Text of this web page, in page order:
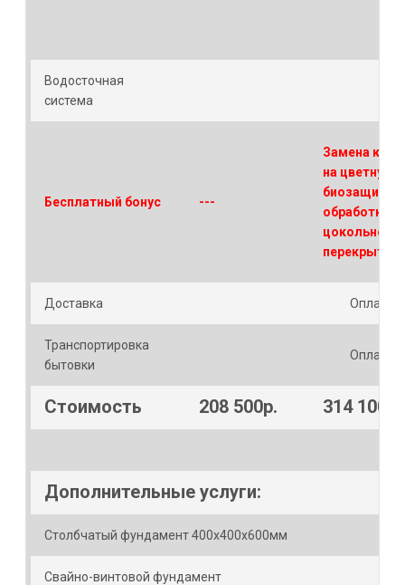
Водосточная
система
Бесплатный бонус ---
Замена
на цветную
обработка
цокольного
перекрытия
Доставка
Транспортировка
бытовки
Стоимость 208 500р. 314 100р.
Дополнительные услуги:
Столбчатый фундамент 400х400х600мм
Свайно-винтовой фундамент